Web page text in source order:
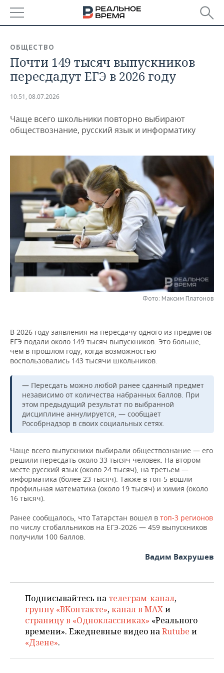
БАШКОРТОСТАН
ТАТАРСТАН
НОВОСТИ
АНАЛИТИКА
ДЕКЛАРАЦИИ О ДОХОДАХ
ВУЗЫ ТАТАРСТАНА
КОМУ ПРИНАДЛЕЖАТ
ТОРГОВЫЕ ЦЕНТРЫ
ТАТАРСТАНА
НОВОСТИ ЭКОНОМИКИ
БЮДЖЕТ
ИНВЕСТИЦИИ
ПРОМЫШЛЕННОСТЬ
ПРОМЫШЛЕННОСТИ
АГРОПРОМ
МАШИНОСТРОЕНИЕ
НЕФТЕХИМИЯ
НЕФТЬ
ОПК
НОВОСТИ НЕДВИЖИМОСТИ
НОВОСТИ АВТО
БИЗНЕС
НОВОСТИ БИЗНЕСА
РОЗНИЧНАЯ ТОРГОВЛЯ
ТРАНСПОРТ
УСЛУГИ
ТЕХНОЛОГИИ
НОВОСТИ ТЕХНОЛОГИЙ
МЕДИА
МЕРОПРИЯТИЯ
НОВОСТИ МЕРОПРИЯТИЙ
ВЫЕЗДНАЯ РЕДАКЦИЯ
ONLINE-КОНФЕРЕНЦИИ
ОТКРЫТАЯ ЛЕКЦИЯ
СПОРТ
НОВОСТИ СПОРТА
ХОККЕЙ
БАСКЕТБОЛ
ВОЛЕЙБОЛ
КИБЕРСПОРТ
ФИГУРНОЕ КАТАНИЕ
ВОДНЫЕ ВИДЫ СПОРТА
ХОККЕЙ С МЯЧОМ
ОБЩЕСТВО
ВЛАСТЬ
ИНФРАСТРУКТУРА
ИСТОРИЯ
КУЛЬТУРА
МЕДИЦИНА
ОБРАЗОВАНИЕ
ПРОИСШЕСТВИЯ
СЮЖЕТЫ
СПРАВОЧНИК
СПИСОК ПЕРСОН
СПИСОК КОМПАНИЙ
ПОЛНАЯ ВЕРСИЯ
ОБЩЕСТВО
Почти 149 тысяч выпускников
пересдадут ЕГЭ в 2026 году
10:51, 08.07.2026
Чаще всего школьники повторно выбирают
обществознание, русский язык и информатику
Фото: Максим Платонов
В 2026 году заявления на пересдачу одного из предметов
ЕГЭ подали около 149 тысяч выпускников. Это больше,
чем в прошлом году, когда возможностью
воспользовались 143 тысячи школьников.
— Пересдать можно любой ранее сданный предмет
независимо от количества набранных баллов. При
этом предыдущий результат по выбранной
дисциплине аннулируется, — сообщает
Рособрнадзор в своих социальных сетях.
Чаще всего выпускники выбирали обществознание — его
решили пересдать около 33 тысяч человек. На втором
месте русский язык (около 24 тысяч), на третьем —
информатика (более 23 тысяч). Также в топ-5 вошли
профильная математика (около 19 тысяч) и химия (около
16 тысяч).
Ранее сообщалось, что Татарстан вошел в топ-3 регионов
по числу стобалльников на ЕГЭ-2026 — 459 выпускников
получили 100 баллов.
Вадим Вахрушев
Подписывайтесь на телеграм-канал,
группу «ВКонтакте»,канал в MAXи
страницу в «Одноклассниках» «Реального
времени». Ежедневные видео наRutube и
«Дзене».